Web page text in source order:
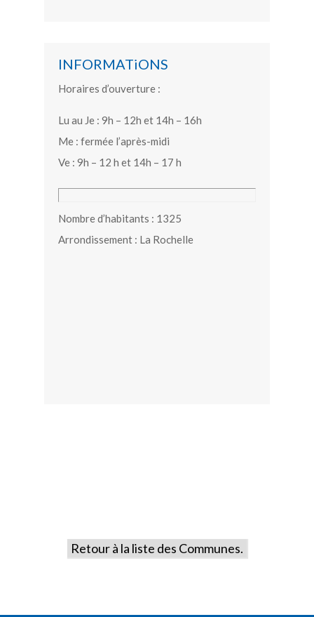
INFORMATiONS
Horaires d’ouverture :
Lu au Je : 9h – 12h et 14h – 16h
Me : fermée l’après-midi
Ve : 9h – 12 h et 14h – 17 h
Nombre d’habitants : 1325
Arrondissement : La Rochelle
Retour à la liste des Communes.